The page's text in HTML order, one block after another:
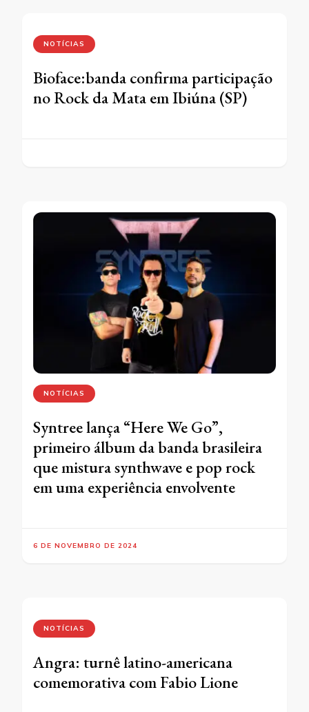
NOTÍCIAS
Bioface:banda confirma participação
no Rock da Mata em Ibiúna (SP)
NOTÍCIAS
Syntree lança “Here We Go”,
primeiro álbum da banda brasileira
que mistura synthwave e pop rock
em uma experiência envolvente
6 DE NOVEMBRO DE 2024
NOTÍCIAS
Angra: turnê latino-americana
comemorativa com Fabio Lione